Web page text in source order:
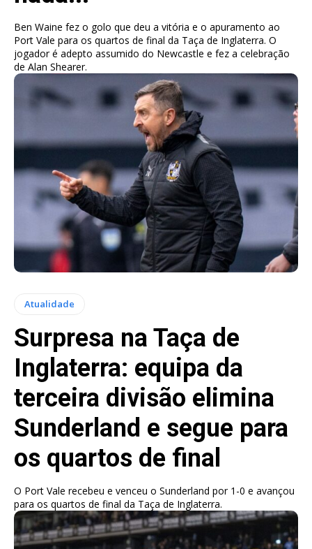
Ben Waine fez o golo que deu a vitória e o apuramento ao
Port Vale para os quartos de final da Taça de Inglaterra. O
jogador é adepto assumido do Newcastle e fez a celebração
de Alan Shearer.
Atualidade
Surpresa na Taça de
Inglaterra: equipa da
terceira divisão elimina
Sunderland e segue para
os quartos de final
O Port Vale recebeu e venceu o Sunderland por 1-0 e avançou
para os quartos de final da Taça de Inglaterra.